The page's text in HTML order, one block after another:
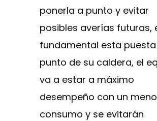
ponerla a punto y evitar
posibles averías futuras,
fundamental esta
punto de su caldera, el
va a estar a máximo
desempeño con un
consumo y se evitarán